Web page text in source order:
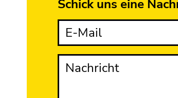
Schick uns eine